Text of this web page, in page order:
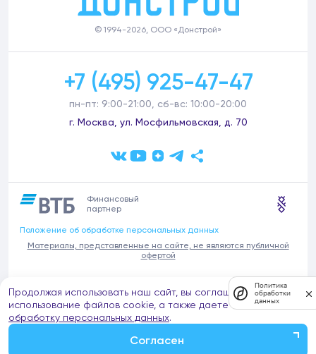
© 1994-2026, ООО «Донстрой»
+7 (495) 925-47-47
пн-пт: 9:00-21:00, сб-вс: 10:00-20:00
г. Москва, ул. Мосфильмовская, д. 70
Финансовый
партнер
Положение об обработке персональных данных
Материалы, представленные на сайте, не являются публичной
офертой
В связи с участившимися случаями предложений частных услуг от
имени компании Донстрой (проведения ремонтов, продажи
отделочных материалов и т.п.), обращаем внимание на то, что
компания Донстрой не оказывает таких услуг, не имеет
представительств такого профиля и не обращается к частным
Продолжая использовать наш сайт, вы соглашаетесь на
использование файлов cookie, а также даете согласие на
обработку персональных данных.
Согласен
Политика
обработки
данных